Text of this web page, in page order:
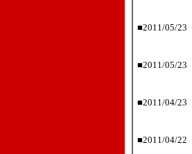
■2011/05/23
■2011/05/23
■2011/04/23
■2011/04/22